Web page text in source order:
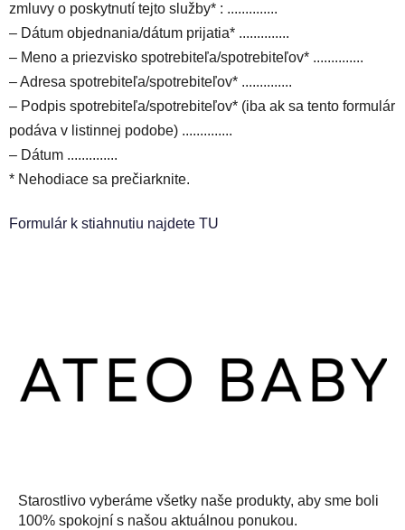
zmluvy o poskytnutí tejto služby* : ..............
– Dátum objednania/dátum prijatia* ..............
– Meno a priezvisko spotrebiteľa/spotrebiteľov* ..............
– Adresa spotrebiteľa/spotrebiteľov* ..............
– Podpis spotrebiteľa/spotrebiteľov* (iba ak sa tento formulár
podáva v listinnej podobe) ..............
– Dátum ..............
* Nehodiace sa prečiarknite.
Formulár k stiahnutiu najdete TU
Starostlivo vyberáme všetky naše produkty, aby sme boli
100% spokojní s našou aktuálnou ponukou.